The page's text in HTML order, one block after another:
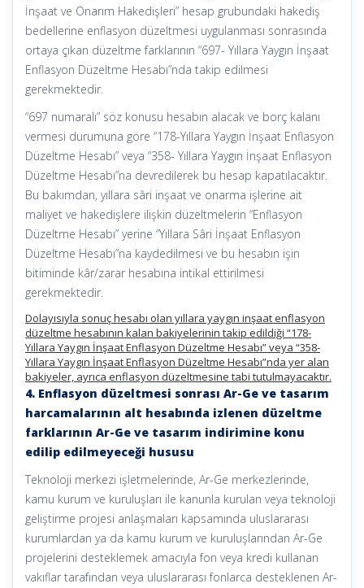
İnşaat ve Onarım Hakedişleri” hesap grubundaki hakediş
bedellerine enflasyon düzeltmesi uygulanması sonrasında
ortaya çıkan düzeltme farklarının “697- Yıllara Yaygın İnşaat
Enflasyon Düzeltme Hesabı”nda takip edilmesi
gerekmektedir.
“697 numaralı” söz konusu hesabın alacak ve borç kalanı
vermesi durumuna göre “178-Yıllara Yaygın İnşaat Enflasyon
Düzeltme Hesabı” veya “358- Yıllara Yaygın İnşaat Enflasyon
Düzeltme Hesabı”na devredilerek bu hesap kapatılacaktır.
Bu bakımdan, yıllara sâri inşaat ve onarma işlerine ait
maliyet ve hakedişlere ilişkin düzeltmelerin “Enflasyon
Düzeltme Hesabı” yerine “Yıllara Sâri İnşaat Enflasyon
Düzeltme Hesabı”na kaydedilmesi ve bu hesabın işin
bitiminde kâr/zarar hesabına intikal ettirilmesi
gerekmektedir.
Dolayısıyla sonuç hesabı olan yıllara yaygın inşaat enflasyon
düzeltme hesabının kalan bakiyelerinin takip edildiği “178-
Yıllara Yaygın İnşaat Enflasyon Düzeltme Hesabı” veya “358-
Yıllara Yaygın İnşaat Enflasyon Düzeltme Hesabı”nda yer alan
bakiyeler, ayrıca enflasyon düzeltmesine tabi tutulmayacaktır.
4. Enflasyon düzeltmesi sonrası Ar-Ge ve tasarım
harcamalarının alt hesabında izlenen düzeltme
farklarının Ar-Ge ve tasarım indirimine konu
edilip edilmeyeceği hususu
Teknoloji merkezi işletmelerinde, Ar-Ge merkezlerinde,
kamu kurum ve kuruluşları ile kanunla kurulan veya teknoloji
geliştirme projesi anlaşmaları kapsamında uluslararası
kurumlardan ya da kamu kurum ve kuruluşlarından Ar-Ge
projelerini desteklemek amacıyla fon veya kredi kullanan
vakıflar tarafından veya uluslararası fonlarca desteklenen Ar-